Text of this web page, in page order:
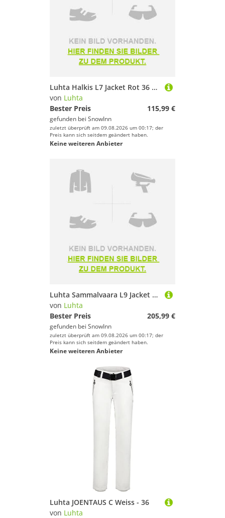
Luhta Halkis L7 Jacket Rot 36 Frau
von Luhta
Bester Preis
115,99 €
gefunden bei SnowInn
zuletzt überprüft am 09.08.2026 um 00:17; der
Preis kann sich seitdem geändert haben.
Keine weiteren Anbieter
Luhta Sammalvaara L9 Jacket Rosa 36 Frau
von Luhta
Bester Preis
205,99 €
gefunden bei SnowInn
zuletzt überprüft am 09.08.2026 um 00:17; der
Preis kann sich seitdem geändert haben.
Keine weiteren Anbieter
Luhta JOENTAUS C Weiss - 36
von Luhta